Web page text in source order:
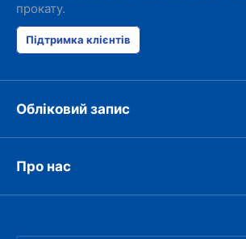
прокату.
Підтримка клієнтів
Обліковий запис
Про нас